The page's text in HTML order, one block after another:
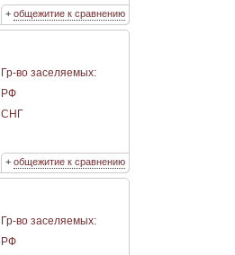
+ общежитие к сравнению
Гр-во заселяемых:
РФ
СНГ
+ общежитие к сравнению
Гр-во заселяемых:
РФ